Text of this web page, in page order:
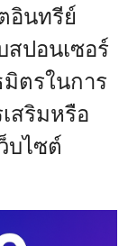
อินทรีย์
สปอนเซอร์
ตรในการ
สริมหรือ
บไซต์